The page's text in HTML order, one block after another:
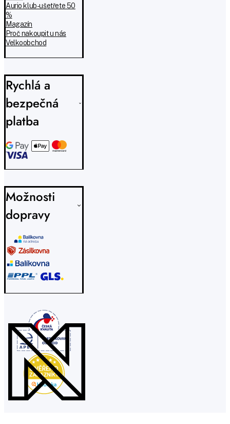
Aurio klub - ušetřete 50
%
Magazín
Proč nakoupit u nás
Velkoobchod
Rychlá a
bezpečná
platba
Možnosti
dopravy